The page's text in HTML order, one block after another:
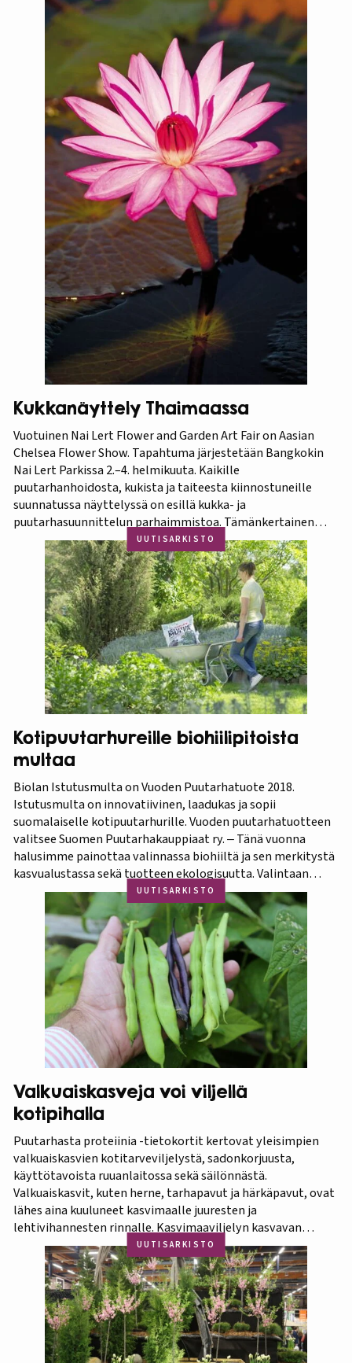
Kukkanäyttely Thaimaassa
Vuotuinen Nai Lert Flower and Garden Art Fair on Aasian
Chelsea Flower Show. Tapahtuma järjestetään Bangkokin
Nai Lert Parkissa 2.–4. helmikuuta. Kaikille
puutarhanhoidosta, kukista ja taiteesta kiinnostuneille
suunnatussa näyttelyssä on esillä kukka- ja
puutarhasuunnittelun parhaimmistoa. Tämänkertainen
tapahtuma on osa Amazing Thailand -teemavuotta, joka
pyrkii piristämään Thaimaan matkailua entisestään.
Thaimaa tunnetaan erittäin runsaasta ja monipuolisesta
kasvistostaan,…
UUTISARKISTO
Kotipuutarhureille biohiilipitoista
multaa
Biolan Istutusmulta on Vuoden Puutarhatuote 2018.
Istutusmulta on innovatiivinen, laadukas ja sopii
suomalaiselle kotipuutarhurille. Vuoden puutarhatuotteen
valitsee Suomen Puutarhakauppiaat ry. ‒ Tänä vuonna
halusimme painottaa valinnassa biohiiltä ja sen merkitystä
kasvualustassa sekä tuotteen ekologisuutta. Valintaan
vaikuttivat myös luonnonmukaisuus ja kotimaisuus.
Finaaliin päätyneet tuotteet olivat kaikki biohiilipohjaisia.
Kilpailu oli tasainen, mutta Biolan Istutusmulta antaa
ehdottomasti helpoimmin…
UUTISARKISTO
Valkuaiskasveja voi viljellä
kotipihalla
Puutarhasta proteiinia -tietokortit kertovat yleisimpien
valkuaiskasvien kotitarveviljelystä, sadonkorjuusta,
käyttötavoista ruuanlaitossa sekä säilönnästä.
Valkuaiskasvit, kuten herne, tarhapavut ja härkäpavut, ovat
lähes aina kuuluneet kasvimaalle juuresten ja
lehtivihannesten rinnalle. Kasvimaaviljelyn kasvavan
suosion myötä ravitsevien valkuaiskasvien osuutta
viljelykasveina kannattaa korostaa. Puutarhasta proteiinia -
tietokorttisarja on tarkoitettu kotipuutarhureille, jotka
ovat kiinnostuneita lisäämään kasvisproteiinien määrää
lautasellaan. Kotipuutarhassa voi viljellä monia
valkuaiskasveja,…
UUTISARKISTO